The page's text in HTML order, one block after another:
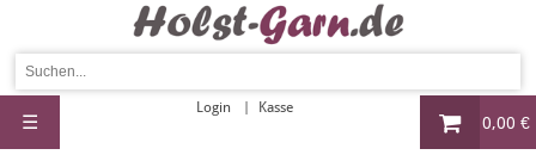
0,00 €
Login Kasse
☰